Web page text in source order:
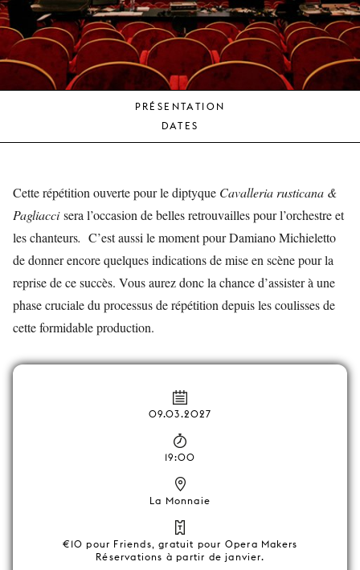
JEUNE
PUBLIC
LA
MONNAIE
SOUTENIR
PRÉSENTATION
DATES
Cette répétition ouverte pour le diptyque Cavalleria rusticana &
Pagliaccisera l’occasion de belles retrouvailles pour l’orchestre et
les chanteurs. C’est aussi le moment pour Damiano Michieletto
de donner encore quelques indications de mise en scène pour la
reprise de ce succès. Vous aurez donc la chance d’assister à une
phase cruciale du processus de répétition depuis les coulisses de
cette formidable production.
09.03.2027
19:00
La Monnaie
€10 pour Friends, gratuit pour Opera Makers
Réservations à partir de janvier.